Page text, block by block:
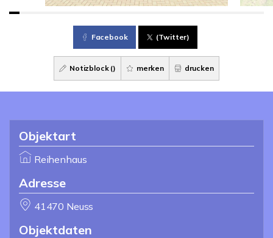
Facebook (Twitter)
Notizblock () merken drucken
Objektart
Reihenhaus
Adresse
41470 Neuss
Objektdaten